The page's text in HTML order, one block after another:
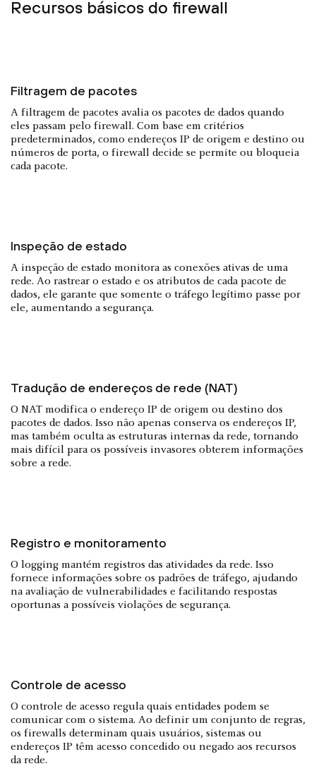
Recursos básicos do firewall
Filtragem de pacotes
A filtragem de pacotes avalia os pacotes de dados quando
eles passam pelo firewall. Com base em critérios
predeterminados, como endereços IP de origem e destino ou
números de porta, o firewall decide se permite ou bloqueia
cada pacote.
Inspeção de estado
A inspeção de estado monitora as conexões ativas de uma
rede. Ao rastrear o estado e os atributos de cada pacote de
dados, ele garante que somente o tráfego legítimo passe por
ele, aumentando a segurança.
Tradução de endereços de rede (NAT)
O NAT modifica o endereço IP de origem ou destino dos
pacotes de dados. Isso não apenas conserva os endereços IP,
mas também oculta as estruturas internas da rede, tornando
mais difícil para os possíveis invasores obterem informações
sobre a rede.
Registro e monitoramento
O logging mantém registros das atividades da rede. Isso
fornece informações sobre os padrões de tráfego, ajudando
na avaliação de vulnerabilidades e facilitando respostas
oportunas a possíveis violações de segurança.
Controle de acesso
O controle de acesso regula quais entidades podem se
comunicar com o sistema. Ao definir um conjunto de regras,
os firewalls determinam quais usuários, sistemas ou
endereços IP têm acesso concedido ou negado aos recursos
da rede.